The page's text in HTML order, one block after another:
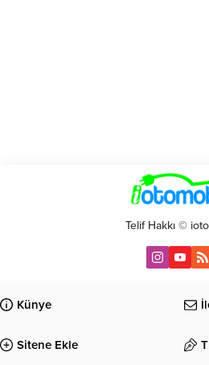
Telif Hakkı ©
Künye
Sitene Ekle